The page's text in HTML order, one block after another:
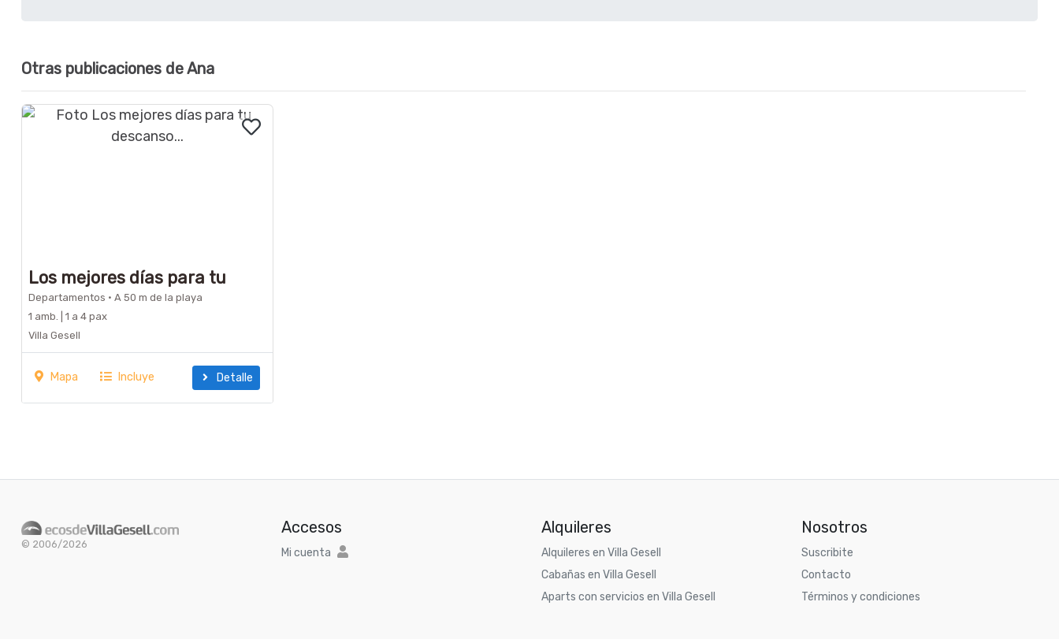
Otras publicaciones de Ana
Los mejores días para tu
descanso...
Departamentos · A 50 m de la playa
1 amb. | 1 a 4 pax
Villa Gesell
Mapa Incluye Detalle
© 2006/2026
Accesos
Mi cuenta
Alquileres
Alquileres en Villa Gesell
Cabañas en Villa Gesell
Aparts con servicios en Villa Gesell
Nosotros
Suscribite
Contacto
Términos y condiciones